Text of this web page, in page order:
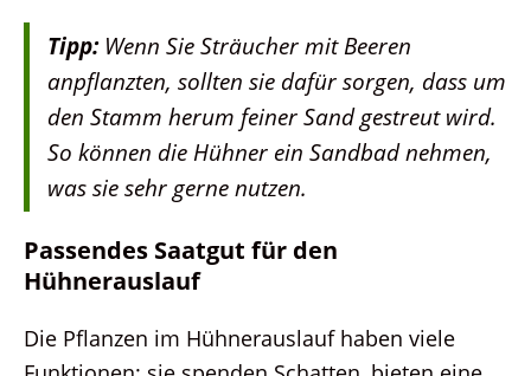
Tipp:Wenn Sie Sträucher mit Beeren
anpflanzten, sollten sie dafür sorgen, dass um
den Stamm herum feiner Sand gestreut wird.
So können die Hühner ein Sandbad nehmen,
was sie sehr gerne nutzen.
Passendes Saatgut für den
Hühnerauslauf
Die Pflanzen im Hühnerauslauf haben viele